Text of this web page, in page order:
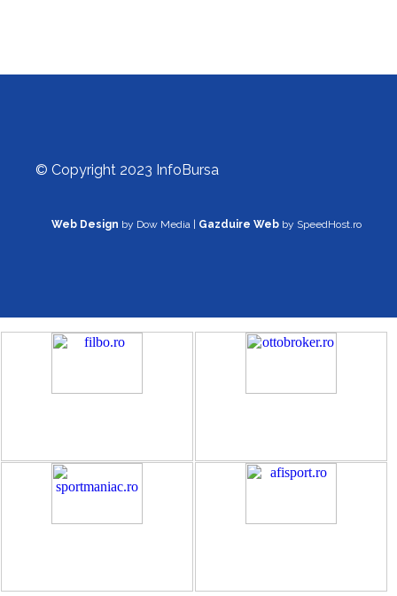
© Copyright 2023 InfoBursa
Web Design by Dow Media | Gazduire Web by SpeedHost.ro